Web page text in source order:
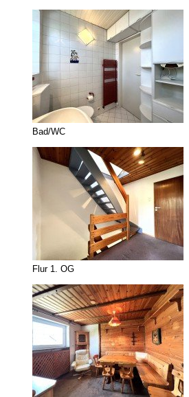
Bad/WC
Flur 1. OG